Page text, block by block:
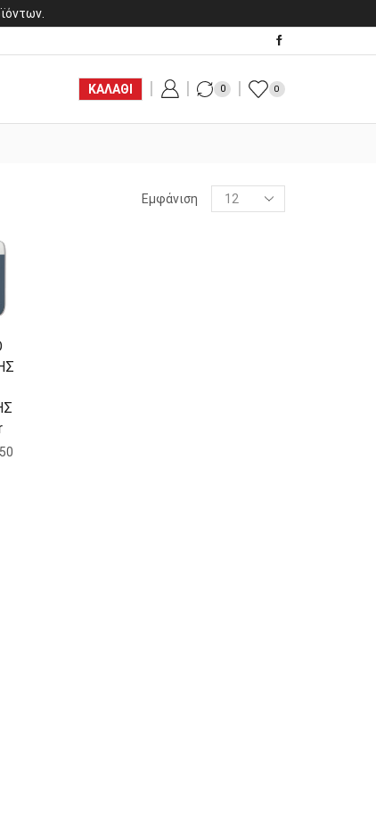
ΚΑΛΑΘΙ 0 0
Εμφάνιση
Products
per